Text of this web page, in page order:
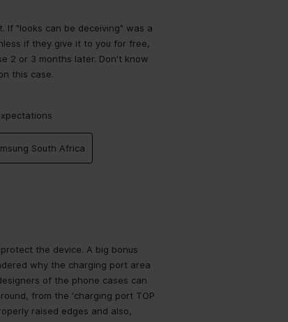
If "looks can be deceiving" was a
if they give it to you for free,
2 or 3 months later. Don't know
this case.
South Africa
the device. A big bonus
why the charging port area
of the phone cases can
from the 'charging port TOP
raised edges and also,